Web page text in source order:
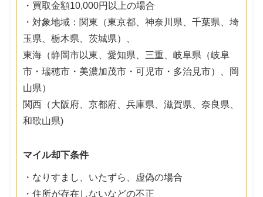
・買取金額10,000円以上の場合
・対象地域：関東（東京都、神奈川県、千葉県、埼
玉県、栃木県、茨城県）、
東海（静岡市以東、愛知県、三重、岐阜県（岐阜
市・瑞穂市・美濃加茂市・可児市・多治見市）、岡
山県）
関西（大阪府、京都府、兵庫県、滋賀県、奈良県、
和歌山県)
マイル却下条件
・なりすまし、いたずら、虚偽の場合
・住所が存在しないなどの不正